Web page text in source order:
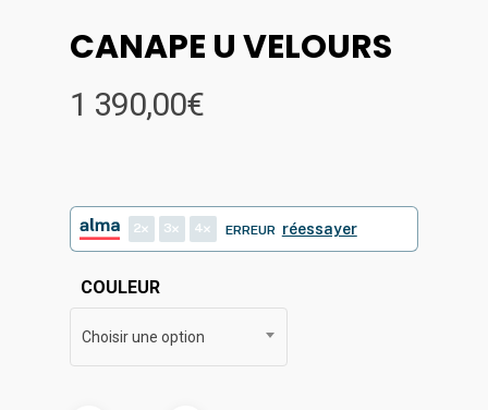
CANAPE U VELOURS
1 390,00€
2 3 4 ERREUR réessayer
COULEUR
Choisir une option